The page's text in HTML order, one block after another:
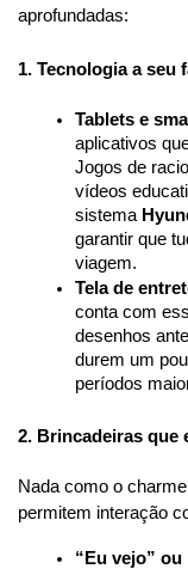
aprofundadas:
1. Tecnologia a seu
Tablets e
aplicativos
Jogos de
vídeos
sistema
garantir que
viagem.
Tela de
conta com
desenhos
durem um
períodos
2. Brincadeiras que
Nada como o
permitem interação
“Eu vejo”